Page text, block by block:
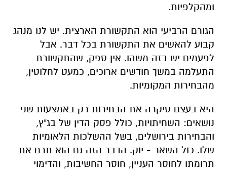
ומהקלפיות.
הגורם הרביעי הוא התקשורת הארצית. יש לנו מנהג
קבוע להאשים את התקשורת בכל דבר. אבל
לפעמים יש בזה משהו. אין ספק, שהתקשורת
התעלמה במשך חודשים ארוכים, כמעט לחלוטין,
מהבחירות המקומיות.
היא בעצם סיקרה את הבחירות רק באמצעות שני
נושאים: השחיתויות, כולל פסק הדין של בג"ץ,
והבחירות בירושלים, בשל ההשלכות הלאומיות
שלו. כול השאר - יוק. הדבר הזה גם הוא תרם את
תרומתו לחוסר העניין, חוסר החשיבות, והדימוי